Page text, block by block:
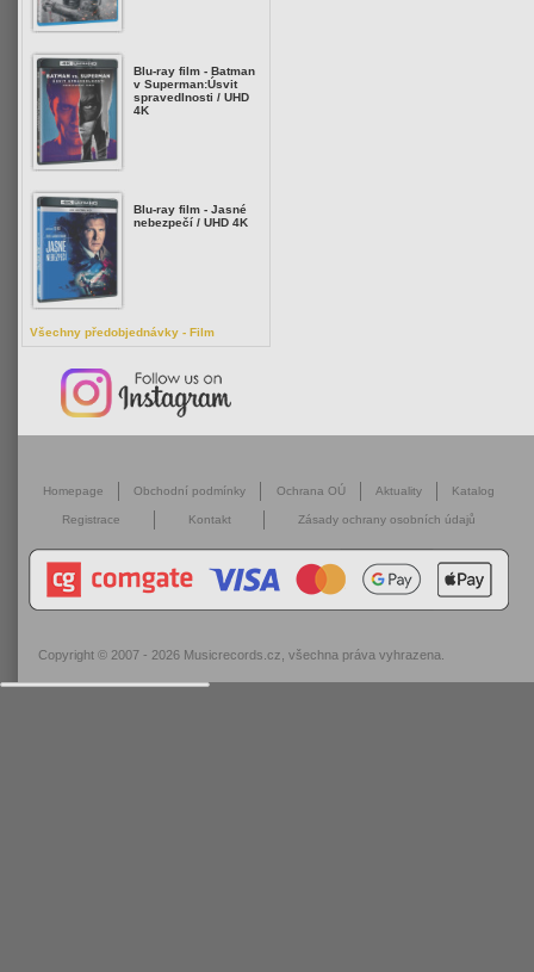
Blu-ray film - Batman
v Superman:Úsvit
spravedlnosti / UHD
4K
Blu-ray film - Jasné
nebezpečí / UHD 4K
Všechny předobjednávky - Film
Homepage Obchodní podmínky Ochrana OÚ Aktuality Katalog
Registrace Kontakt Zásady ochrany osobních údajů
Copyright © 2007 - 2026 Musicrecords.cz , všechna práva vyhrazena.